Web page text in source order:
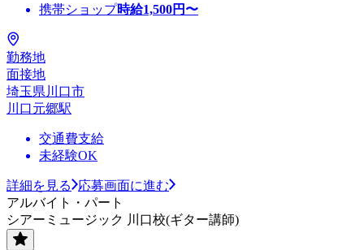
携帯ショップ時給1,500円〜
勤務地
面接地
埼玉県川口市
川口元郷駅
交通費支給
未経験OK
詳細を見る
応募画面に進む
アルバイト・パート
シアーミュージック 川口校(ギター講師)